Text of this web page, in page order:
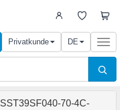
Privatkunde DE
SST39SF040-70-4C-